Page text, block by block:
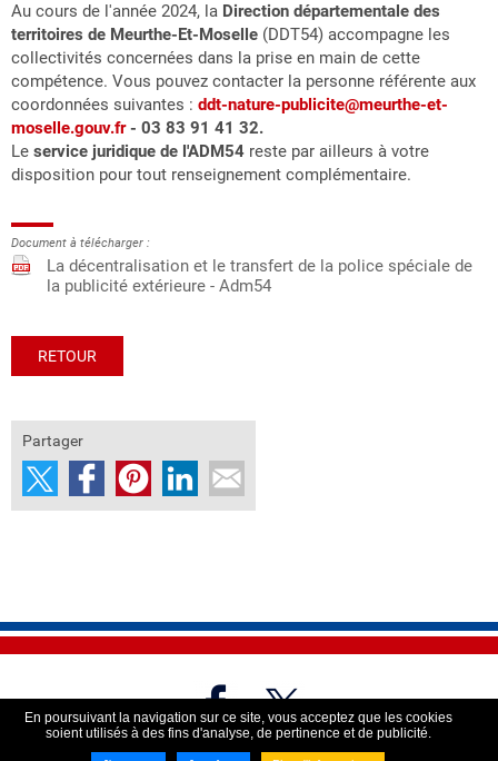
En poursuivant la navigation sur ce site, vous acceptez que les cookies
soient utilisés à des fins d'analyse, de pertinence et de publicité.
Au cours de l'année 2024, la Direction départementale des
territoires de Meurthe-Et-Moselle (DDT54) accompagne les
collectivités concernées dans la prise en main de cette
compétence. Vous pouvez contacter la personne référente aux
coordonnées suivantes : ddt-nature-publicite@meurthe-et-
moselle.gouv.fr- 03 83 91 41 32.
Le service juridique de l'ADM54 reste par ailleurs à votre
disposition pour tout renseignement complémentaire.
Document à télécharger :
La décentralisation et le transfert de la police spéciale de
la publicité extérieure - Adm54
RETOUR
Partager
Imaginé parNEFTIS- CMS :Flexit©